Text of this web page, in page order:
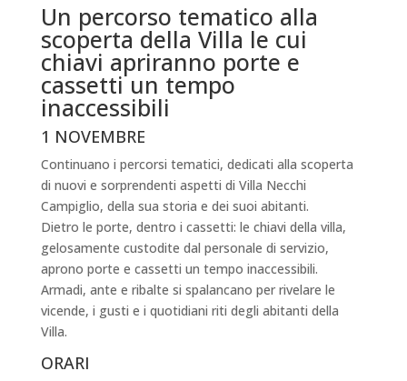
Un percorso tematico alla
scoperta della Villa le cui
chiavi apriranno porte e
cassetti un tempo
inaccessibili
1 NOVEMBRE
Continuano i percorsi tematici, dedicati alla scoperta
di nuovi e sorprendenti aspetti di Villa Necchi
Campiglio, della sua storia e dei suoi abitanti.
Dietro le porte, dentro i cassetti: le chiavi della villa,
gelosamente custodite dal personale di servizio,
aprono porte e cassetti un tempo inaccessibili.
Armadi, ante e ribalte si spalancano per rivelare le
vicende, i gusti e i quotidiani riti degli abitanti della
Villa.
ORARI